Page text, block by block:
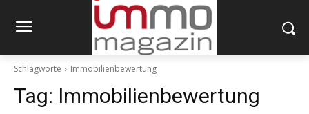
Schlagworte Immobilienbewertung
Tag: Immobilienbewertung